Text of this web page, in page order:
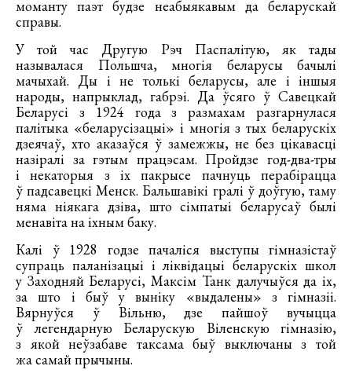
моманту паэт будзе неабыякавым да беларускай
справы.
У той час Другую Рэч Паспалітую, як тады
называлася Польшча, многія беларусы бачылі
мачыхай. Ды і не толькі беларусы, але і іншыя
народы, напрыклад, габрэі. Да ўсяго ў Савецкай
Беларусі з 1924 года з размахам разгарнулася
палітыка «беларусізацыі» і многія з тых беларускіх
дзеячаў, хто аказаўся ў замежжы, не без цікавасці
назіралі за гэтым працэсам. Пройдзе год-два-тры
і некаторыя з іх пакрысе пачнуць перабірацца
ў падсавецкі Менск. Бальшавікі гралі ў доўгую, таму
няма ніякага дзіва, што сімпатыі беларусаў былі
менавіта на іхным баку.
Калі ў 1928 годзе пачаліся выступы гімназістаў
супраць паланізацыі і ліквідацыі беларускіх школ
у Заходняй Беларусі, Максім Танк далучыўся да іх,
за што і быў у выніку «выдалены» з гімназіі.
Вярнуўся ў Вільню, дзе пайшоў вучыцца
ў легендарную Беларускую Віленскую гімназію,
з якой неўзабаве таксама быў выключаны з той
жа самай прычыны.